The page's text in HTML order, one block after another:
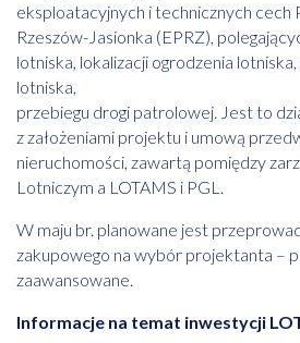
eksploatacyjnych i technicznych cech
Rzeszów-Jasionka (EPRZ),
lotniska, lokalizacji ogrodzenia
lotniska,
przebiegu drogi patrolowej. Jest to
z założeniami projektu i umową
nieruchomości, zawartą pomiędzy
Lotniczym a LOTAMS i PGL.
W maju br. planowane jest
zakupowego na wybór projektanta –
zaawansowane.
Informacje na temat inwestycji